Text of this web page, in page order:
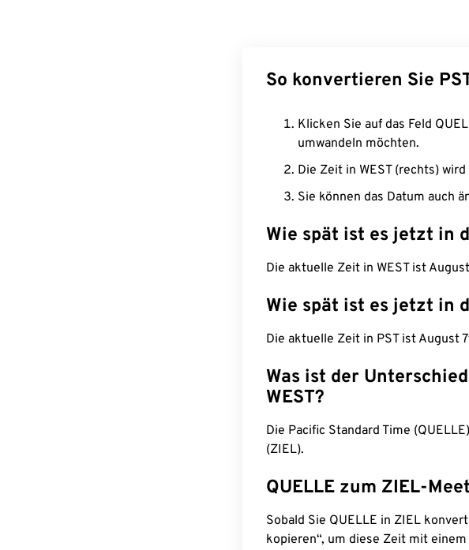
So konvertieren Sie
Klicken Sie auf das Feld
umwandeln möchten.
Die Zeit in WEST (rechts)
Sie können das Datum auch
Wie spät ist es jetzt in
Die aktuelle Zeit in WEST ist
Wie spät ist es jetzt in
Die aktuelle Zeit in PST ist August
Was ist der
WEST?
Die Pacific Standard Time
(ZIEL).
QUELLE zum ZIEL-
Sobald Sie QUELLE in ZIEL
kopieren“, um diese Zeit mit